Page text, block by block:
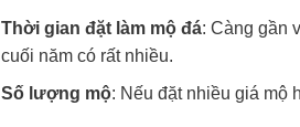
Thời gian đặt làm mộ đá: Càng gần
cuối năm có rất nhiều.
Số lượng mộ: Nếu đặt nhiều giá mộ